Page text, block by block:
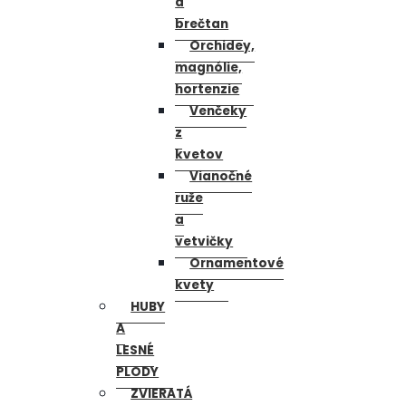
brečtan
Orchidey,
magnólie,
hortenzie
Venčeky
z
kvetov
Vianočné
ruže
a
vetvičky
Ornamentové
kvety
HUBY
A
LESNÉ
PLODY
ZVIERATÁ